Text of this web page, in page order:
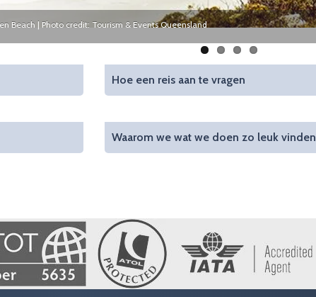
Beach | Photo credit: Tourism & Events Queensland
Hoe een reis aan te vragen
Waarom we wat we doen zo leuk vinden